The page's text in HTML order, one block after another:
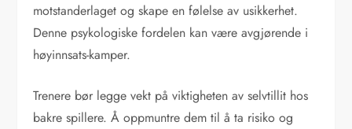
motstanderlaget og skape en følelse av usikkerhet.
Denne psykologiske fordelen kan være avgjørende i
høyinnsats-kamper.
Trenere bør legge vekt på viktigheten av selvtillit hos
bakre spillere. Å oppmuntre dem til å ta risiko og